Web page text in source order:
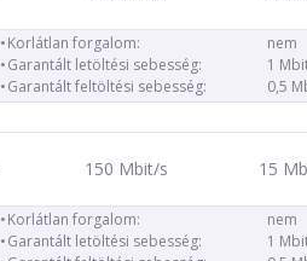
Korlátlan forgalom:
nem
Garantált letöltési sebesség:
1
Garantált feltöltési sebesség:
0,5
150 Mbit/s 15
Korlátlan forgalom:
nem
Garantált letöltési sebesség:
1